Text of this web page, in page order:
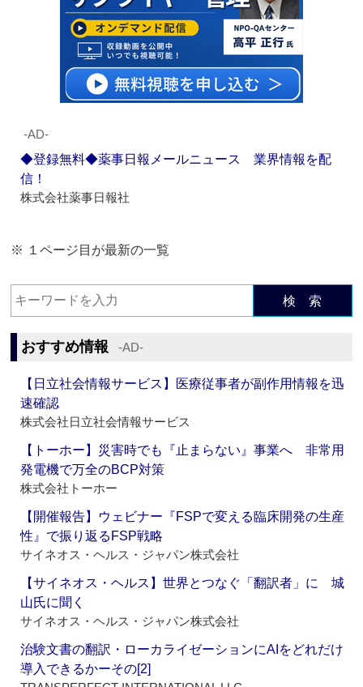
‐AD‐
◆登録無料◆薬事日報メールニュース 業界情報を配
信！
株式会社薬事日報社
※ １ページ目が最新の一覧
検 索
おすすめ情報 ‐AD‐
【日立社会情報サービス】医療従事者が副作用情報を迅
速確認
株式会社日立社会情報サービス
【トーホー】災害時でも『止まらない』事業へ 非常用
発電機で万全のBCP対策
株式会社トーホー
【開催報告】ウェビナー『FSPで変える臨床開発の生産
性』で振り返るFSP戦略
サイネオス・ヘルス・ジャパン株式会社
【サイネオス・ヘルス】世界とつなぐ「翻訳者」に 城
山氏に聞く
サイネオス・ヘルス・ジャパン株式会社
治験文書の翻訳・ローカライゼーションにAIをどれだけ
導入できるかーその[2]